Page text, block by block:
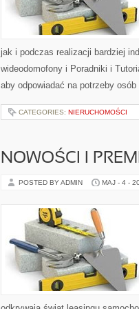
jak i podczas realizacji bardziej
wideodomofony i Poradniki i
aby odpowiadać na potrzeby
CATEGORIES: NIERUCHOMOŚCI
NOWOŚCI I
POSTED BY ADMIN MAJ - 4 -